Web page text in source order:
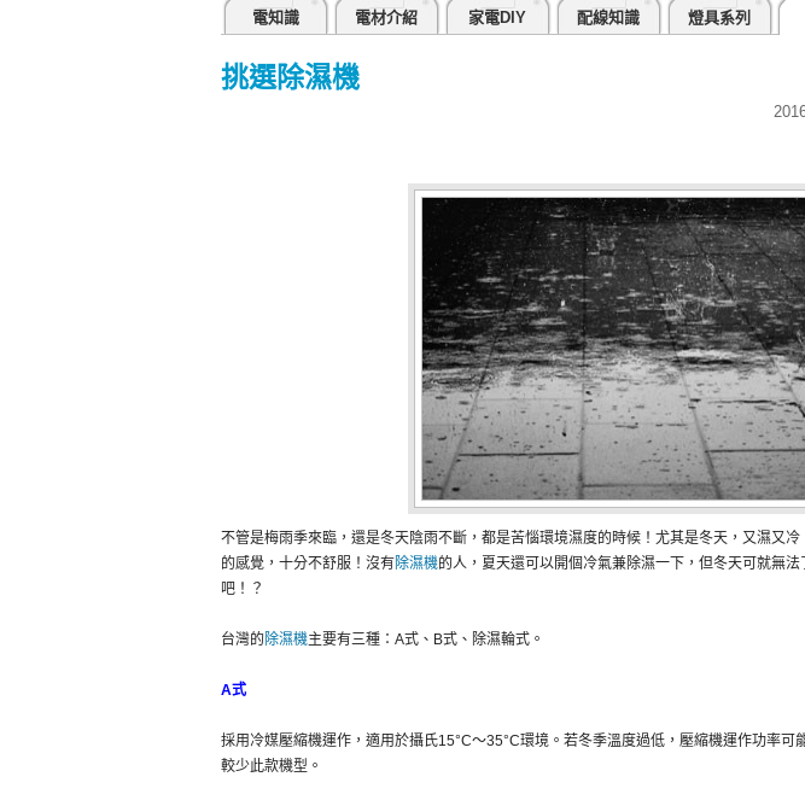
電知識 電材介紹 家電DIY 配線知識 燈具系列
挑選除濕機
不管是梅雨季來臨，還是冬天陰雨不斷，都是苦惱環境濕度的時候！尤其是冬天，又濕又
的感覺，十分不舒服！沒有除濕機的人，夏天還可以開個冷氣兼除濕一下，但冬天可就無
吧！？
台灣的 除濕機主要有三種：A式、B式、除濕輪式。
A式
採用冷媒壓縮機運作，適用於攝氏15°C～35°C環境。若冬季溫度過低，壓縮機運作功率
較少此款機型。